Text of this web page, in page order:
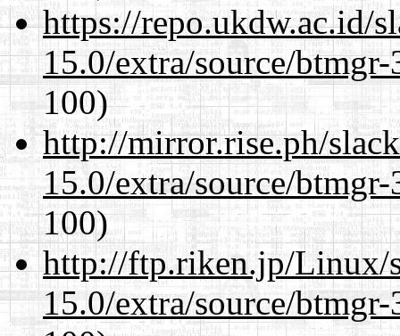
https://repo.ukdw.ac.id/
15.0/extra/source/
100)
http://mirror.rise.ph/
15.0/extra/source/
100)
http://ftp.riken.jp/Linux/
15.0/extra/source/